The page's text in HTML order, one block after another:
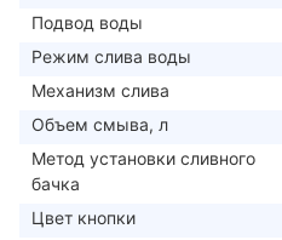
Подвод воды
Режим слива воды
Механизм слива
Объем смыва, л
Метод установки сливного
бачка
Цвет кнопки